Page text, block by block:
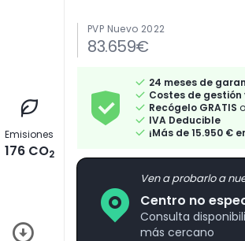
Emisiones
176 CO2
PVP Nuevo 2022
83.659€
24 meses de
Costes de
Recógelo GRATIS
IVA Deducible
¡Más de 15.950 €
Ven a probarlo a
Centro no
Consulta
más cercano